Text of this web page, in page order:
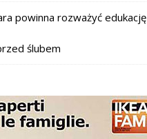
powinna rozważyć edukację
ślubem